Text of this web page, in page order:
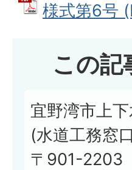
様式第6号
この記
宜野湾市上
(水道工務窓
〒901-2203